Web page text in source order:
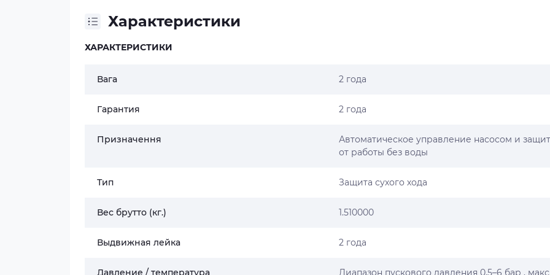
Характеристики
ХАРАКТЕРИСТИКИ
Вага 2 года
Гарантия 2 года
Призначення
Автоматическое управление насосом и
от работы без воды
Тип Защита сухого хода
Вес брутто (кг.) 1.510000
Выдвижная лейка 2 года
Давление / температура Диапазон пускового давления 0,5–6 бар ,